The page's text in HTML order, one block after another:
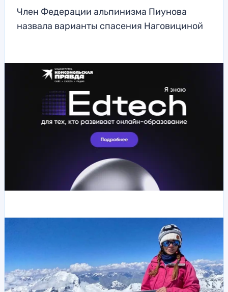
Член Федерации альпинизма Пиунова
назвала варианты спасения Наговициной